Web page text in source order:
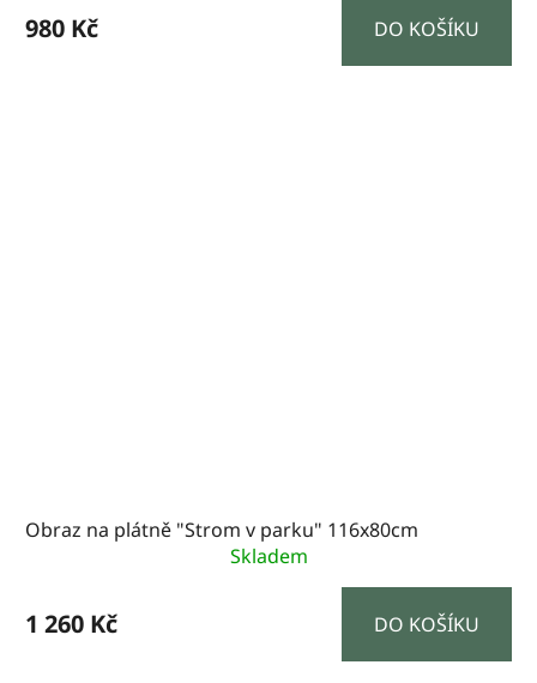
980 Kč DO KOŠÍKU
Obraz na plátně "Strom v parku" 116x80cm
Skladem
1 260 Kč DO KOŠÍKU